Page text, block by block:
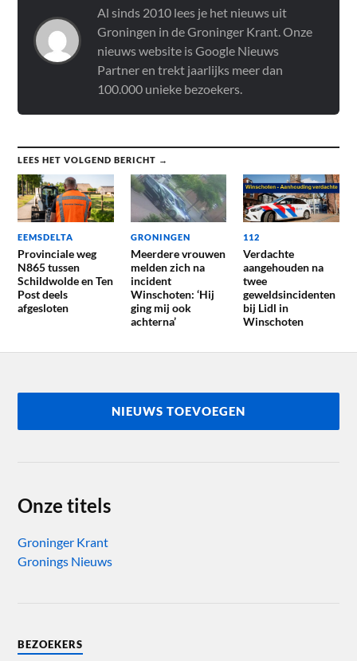
Al sinds 2010 lees je het nieuws uit
Groningen in de Groninger Krant. Onze
nieuws website is Google Nieuws
Partner en trekt jaarlijks meer dan
100.000 unieke bezoekers.
LEES HET VOLGEND BERICHT →
EEMSDELTA
Provinciale weg
N865 tussen
Schildwolde en Ten
Post deels
afgesloten
GRONINGEN
Meerdere vrouwen
melden zich na
incident
Winschoten: ‘Hij
ging mij ook
achterna’
112
Verdachte
aangehouden na
twee
geweldsincidenten
bij Lidl in
Winschoten
NIEUWS TOEVOEGEN
Onze titels
Groninger Krant
Gronings Nieuws
BEZOEKERS